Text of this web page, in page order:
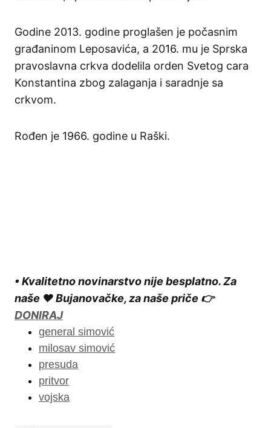
Godine 2013. godine proglašen je počasnim
građaninom Leposavića, a 2016. mu je Sprska
pravoslavna crkva dodelila orden Svetog cara
Konstantina zbog zalaganja i saradnje sa
crkvom.
Rođen je 1966. godine u Raški.
• Kvalitetno novinarstvo nije besplatno. Za
naše ❤️ Bujanovačke, za naše priče 👉
DONIRAJ
general simović
milosav simović
presuda
pritvor
vojska